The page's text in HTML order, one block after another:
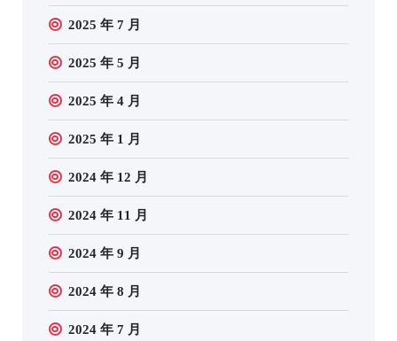
2025 年 7 月
2025 年 5 月
2025 年 4 月
2025 年 1 月
2024 年 12 月
2024 年 11 月
2024 年 9 月
2024 年 8 月
2024 年 7 月